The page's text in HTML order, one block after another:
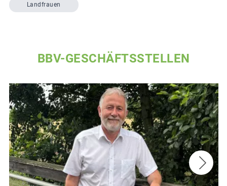
Landfrauen
BBV-GESCHÄFTSSTELLEN